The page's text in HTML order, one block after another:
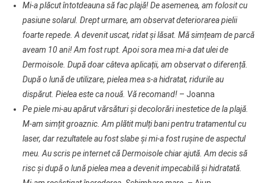
Mi-a plăcut întotdeauna să fac plajă! De asemenea, am folosit cu
pasiune solarul. Drept urmare, am observat deteriorarea pielii
foarte repede. A devenit uscat, ridat și lăsat. Mă simțeam de parcă
aveam 10 ani! Am fost rupt. Apoi sora mea mi-a dat ulei de
Dermoisole. După doar câteva aplicații, am observat o diferență.
După o lună de utilizare, pielea mea s-a hidratat, ridurile au
dispărut. Pielea este ca nouă. Vă recomand!– Joanna
Pe piele mi-au apărut vărsături și decolorări inestetice de la plajă.
M-am simțit groaznic. Am plătit mulți bani pentru tratamentul cu
laser, dar rezultatele au fost slabe și mi-a fost rușine de aspectul
meu. Au scris pe internet că Dermoisole chiar ajută. Am decis să
risc și după o lună pielea mea a devenit impecabilă și hidratată.